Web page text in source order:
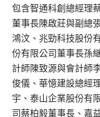
包含智通科創總經理
董事長陳啟莊與副總
鴻汶、兆勁科技股份
份有限公司董事長孫
計師陳致源與會計師
俊儀、華憶建設總經
宇、泰山企業股份有
司蔡柏毅董事長、嘉